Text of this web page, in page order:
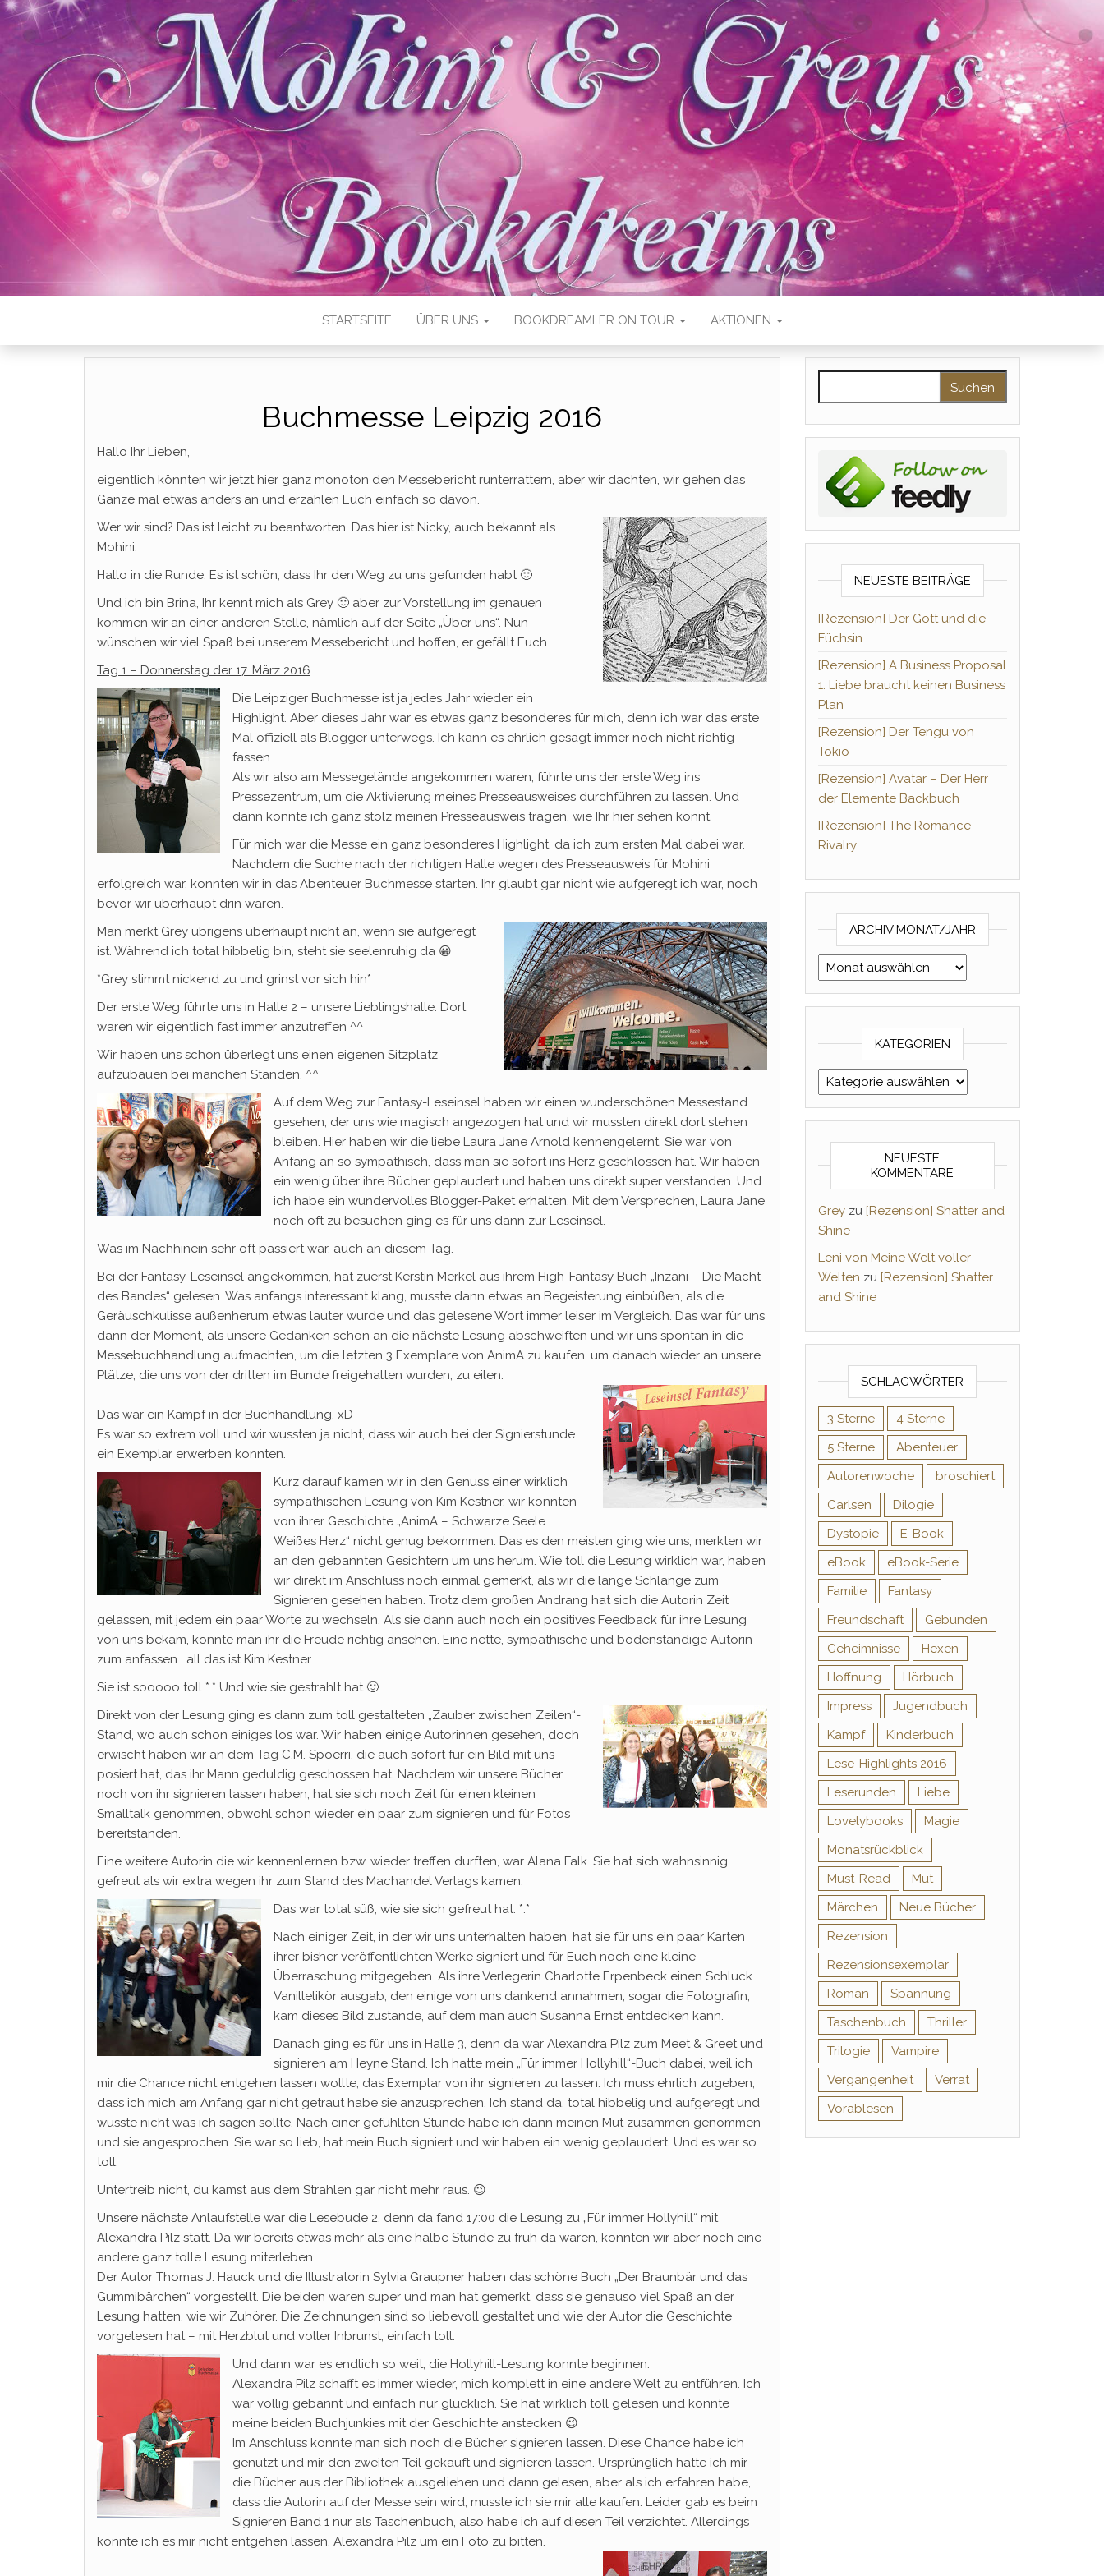
STARTSEITE ÜBER UNS BOOKDREAMLER ON TOUR AKTIONEN
Buchmesse Leipzig 2016
Hallo Ihr Lieben,
eigentlich könnten wir jetzt hier ganz monoton den Messebericht runterrattern, aber wir dachten, wir gehen das
Ganze mal etwas anders an und erzählen Euch einfach so davon.
Wer wir sind? Das ist leicht zu beantworten. Das hier ist Nicky, auch bekannt als
Mohini.
Hallo in die Runde. Es ist schön, dass Ihr den Weg zu uns gefunden habt 🙂
Und ich bin Brina, Ihr kennt mich als Grey 🙂 aber zur Vorstellung im genauen
kommen wir an einer anderen Stelle, nämlich auf der Seite „Über uns“. Nun
wünschen wir viel Spaß bei unserem Messebericht und hoffen, er gefällt Euch.
Tag 1 – Donnerstag der 17. März 2016
Die Leipziger Buchmesse ist ja jedes Jahr wieder ein
Highlight. Aber dieses Jahr war es etwas ganz besonderes für mich, denn ich war das erste
Mal offiziell als Blogger unterwegs. Ich kann es ehrlich gesagt immer noch nicht richtig
fassen.
Als wir also am Messegelände angekommen waren, führte uns der erste Weg ins
Pressezentrum, um die Aktivierung meines Presseausweises durchführen zu lassen. Und
dann konnte ich ganz stolz meinen Presseausweis tragen, wie Ihr hier sehen könnt.
Für mich war die Messe ein ganz besonderes Highlight, da ich zum ersten Mal dabei war.
Nachdem die Suche nach der richtigen Halle wegen des Presseausweis für Mohini
erfolgreich war, konnten wir in das Abenteuer Buchmesse starten. Ihr glaubt gar nicht wie aufgeregt ich war, noch
bevor wir überhaupt drin waren.
Man merkt Grey übrigens überhaupt nicht an, wenn sie aufgeregt
ist. Während ich total hibbelig bin, steht sie seelenruhig da 😀
*Grey stimmt nickend zu und grinst vor sich hin*
Der erste Weg führte uns in Halle 2 – unsere Lieblingshalle. Dort
waren wir eigentlich fast immer anzutreffen ^^
Wir haben uns schon überlegt uns einen eigenen Sitzplatz
aufzubauen bei manchen Ständen. ^^
Auf dem Weg zur Fantasy-Leseinsel haben wir einen wunderschönen Messestand
gesehen, der uns wie magisch angezogen hat und wir mussten direkt dort stehen
bleiben. Hier haben wir die liebe Laura Jane Arnold kennengelernt. Sie war von
Anfang an so sympathisch, dass man sie sofort ins Herz geschlossen hat. Wir haben
ein wenig über ihre Bücher geplaudert und haben uns direkt super verstanden. Und
ich habe ein wundervolles Blogger-Paket erhalten. Mit dem Versprechen, Laura Jane
noch oft zu besuchen ging es für uns dann zur Leseinsel.
Was im Nachhinein sehr oft passiert war, auch an diesem Tag.
Bei der Fantasy-Leseinsel angekommen, hat zuerst Kerstin Merkel aus ihrem High-Fantasy Buch „Inzani – Die Macht
des Bandes“ gelesen. Was anfangs interessant klang, musste dann etwas an Begeisterung einbüßen, als die
Geräuschkulisse außenherum etwas lauter wurde und das gelesene Wort immer leiser im Vergleich. Das war für uns
dann der Moment, als unsere Gedanken schon an die nächste Lesung abschweiften und wir uns spontan in die
Messebuchhandlung aufmachten, um die letzten 3 Exemplare von AnimA zu kaufen, um danach wieder an unsere
Plätze, die uns von der dritten im Bunde freigehalten wurden, zu eilen.
Das war ein Kampf in der Buchhandlung. xD
Es war so extrem voll und wir wussten ja nicht, dass wir auch bei der Signierstunde
ein Exemplar erwerben konnten.
Kurz darauf kamen wir in den Genuss einer wirklich
sympathischen Lesung von Kim Kestner, wir konnten
von ihrer Geschichte „AnimA – Schwarze Seele
Weißes Herz“ nicht genug bekommen. Das es den meisten ging wie uns, merkten wir
an den gebannten Gesichtern um uns herum. Wie toll die Lesung wirklich war, haben
wir direkt im Anschluss noch einmal gemerkt, als wir die lange Schlange zum
Signieren gesehen haben. Trotz dem großen Andrang hat sich die Autorin Zeit
gelassen, mit jedem ein paar Worte zu wechseln. Als sie dann auch noch ein positives Feedback für ihre Lesung
von uns bekam, konnte man ihr die Freude richtig ansehen. Eine nette, sympathische und bodenständige Autorin
zum anfassen , all das ist Kim Kestner.
Sie ist sooooo toll *.* Und wie sie gestrahlt hat 🙂
Direkt von der Lesung ging es dann zum toll gestalteten „Zauber zwischen Zeilen“-
Stand, wo auch schon einiges los war. Wir haben einige Autorinnen gesehen, doch
erwischt haben wir an dem Tag C.M. Spoerri, die auch sofort für ein Bild mit uns
posiert hat, das ihr Mann geduldig geschossen hat. Nachdem wir unsere Bücher
noch von ihr signieren lassen haben, hat sie sich noch Zeit für einen kleinen
Smalltalk genommen, obwohl schon wieder ein paar zum signieren und für Fotos
bereitstanden.
Eine weitere Autorin die wir kennenlernen bzw. wieder treffen durften, war Alana Falk. Sie hat sich wahnsinnig
gefreut als wir extra wegen ihr zum Stand des Machandel Verlags kamen.
Das war total süß, wie sie sich gefreut hat. *.*
Nach einiger Zeit, in der wir uns unterhalten haben, hat sie für uns ein paar Karten
ihrer bisher veröffentlichten Werke signiert und für Euch noch eine kleine
Überraschung mitgegeben. Als ihre Verlegerin Charlotte Erpenbeck einen Schluck
Vanillelikör ausgab, den einige von uns dankend annahmen, sogar die Fotografin,
kam dieses Bild zustande, auf dem man auch Susanna Ernst entdecken kann.
Danach ging es für uns in Halle 3, denn da war Alexandra Pilz zum Meet & Greet und
signieren am Heyne Stand. Ich hatte mein „Für immer Hollyhill“-Buch dabei, weil ich
mir die Chance nicht entgehen lassen wollte, das Exemplar von ihr signieren zu lassen. Ich muss ehrlich zugeben,
dass ich mich am Anfang gar nicht getraut habe sie anzusprechen. Ich stand da, total hibbelig und aufgeregt und
wusste nicht was ich sagen sollte. Nach einer gefühlten Stunde habe ich dann meinen Mut zusammen genommen
und sie angesprochen. Sie war so lieb, hat mein Buch signiert und wir haben ein wenig geplaudert. Und es war so
toll.
Untertreib nicht, du kamst aus dem Strahlen gar nicht mehr raus. 😉
Unsere nächste Anlaufstelle war die Lesebude 2, denn da fand 17:00 die Lesung zu „Für immer Hollyhill“ mit
Alexandra Pilz statt. Da wir bereits etwas mehr als eine halbe Stunde zu früh da waren, konnten wir aber noch eine
andere ganz tolle Lesung miterleben.
Der Autor Thomas J. Hauck und die Illustratorin Sylvia Graupner haben das schöne Buch „Der Braunbär und das
Gummibärchen“ vorgestellt. Die beiden waren super und man hat gemerkt, dass sie genauso viel Spaß an der
Lesung hatten, wie wir Zuhörer. Die Zeichnungen sind so liebevoll gestaltet und wie der Autor die Geschichte
vorgelesen hat – mit Herzblut und voller Inbrunst, einfach toll.
Und dann war es endlich so weit, die Hollyhill-Lesung konnte beginnen.
Alexandra Pilz schafft es immer wieder, mich komplett in eine andere Welt zu entführen. Ich
war völlig gebannt und einfach nur glücklich. Sie hat wirklich toll gelesen und konnte
meine beiden Buchjunkies mit der Geschichte anstecken 😉
Im Anschluss konnte man sich noch die Bücher signieren lassen. Diese Chance habe ich
genutzt und mir den zweiten Teil gekauft und signieren lassen. Ursprünglich hatte ich mir
die Bücher aus der Bibliothek ausgeliehen und dann gelesen, aber als ich erfahren habe,
dass die Autorin auf der Messe sein wird, musste ich sie mir alle kaufen. Leider gab es beim
Signieren Band 1 nur als Taschenbuch, also habe ich auf diesen Teil verzichtet. Allerdings
konnte ich es mir nicht entgehen lassen, Alexandra Pilz um ein Foto zu bitten.
NEUESTE BEITRÄGE
[Rezension] Der Gott und die
Füchsin
[Rezension] A Business Proposal
1: Liebe braucht keinen Business
Plan
[Rezension] Der Tengu von
Tokio
[Rezension] Avatar – Der Herr
der Elemente Backbuch
[Rezension] The Romance
Rivalry
ARCHIV MONAT/JAHR
Archiv Monat/Jahr
KATEGORIEN
Kategorien
NEUESTE
KOMMENTARE
Greyzu [Rezension] Shatter and
Shine
Leni von Meine Welt voller
Welten zu [Rezension] Shatter
and Shine
SCHLAGWÖRTER
3 Sterne
4 Sterne
5 Sterne
Abenteuer
Autorenwoche
broschiert
Carlsen
Dilogie
Dystopie
E-Book
eBook
eBook-Serie
Familie
Fantasy
Freundschaft
Gebunden
Geheimnisse
Hexen
Hoffnung
Hörbuch
Impress
Jugendbuch
Kampf
Kinderbuch
Lese-Highlights 2016
Leserunden
Liebe
Lovelybooks
Magie
Monatsrückblick
Must-Read
Mut
Märchen
Neue Bücher
Rezension
Rezensionsexemplar
Roman
Spannung
Taschenbuch
Thriller
Trilogie
Vampire
Vergangenheit
Verrat
Vorablesen